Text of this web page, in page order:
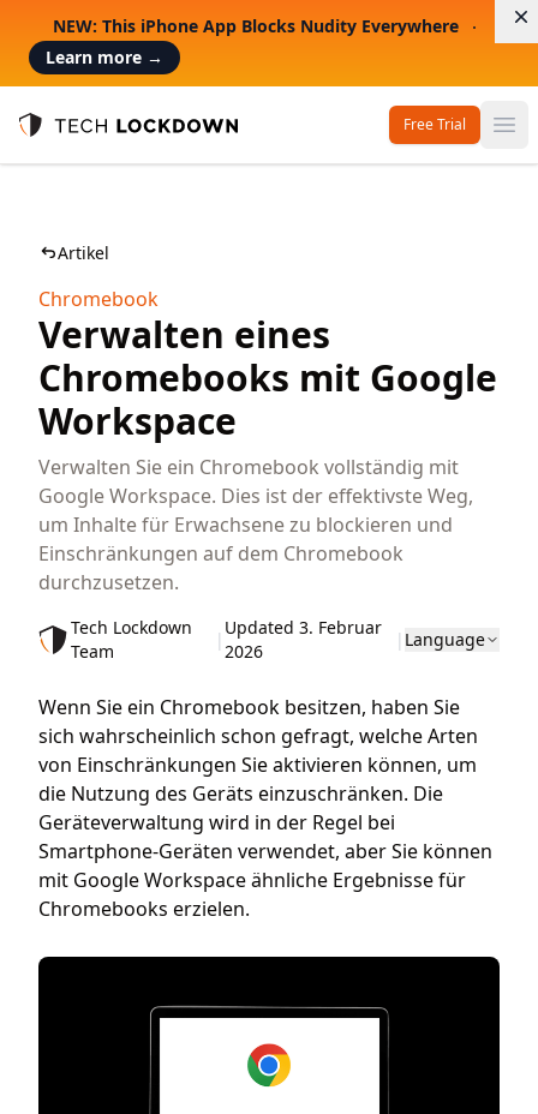
NEW: This iPhone App Blocks Nudity Everywhere
Learn more →
Tech Lockdown
Free Trial
Artikel
Chromebook
Verwalten eines
Chromebooks mit Google
Workspace
Verwalten Sie ein Chromebook vollständig mit
Google Workspace. Dies ist der effektivste Weg,
um Inhalte für Erwachsene zu blockieren und
Einschränkungen auf dem Chromebook
durchzusetzen.
Tech Lockdown
Team
|
Updated 3. Februar
2026
| Language
Wenn Sie ein Chromebook besitzen, haben Sie
sich wahrscheinlich schon gefragt, welche Arten
von Einschränkungen Sie aktivieren können, um
die Nutzung des Geräts einzuschränken. Die
Geräteverwaltung wird in der Regel bei
Smartphone-Geräten verwendet, aber Sie können
mit Google Workspace ähnliche Ergebnisse für
Chromebooks erzielen.